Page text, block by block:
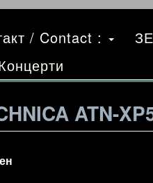
/ Contact :
ATN-